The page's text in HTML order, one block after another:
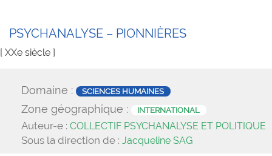
PSYCHANALYSE – PIONNIÈRES
[ XXe siècle ]
Domaine : SCIENCES HUMAINES
Zone géographique : INTERNATIONAL
Auteur-e : COLLECTIF PSYCHANALYSE ET POLITIQUE
Sous la direction de : Jacqueline SAG